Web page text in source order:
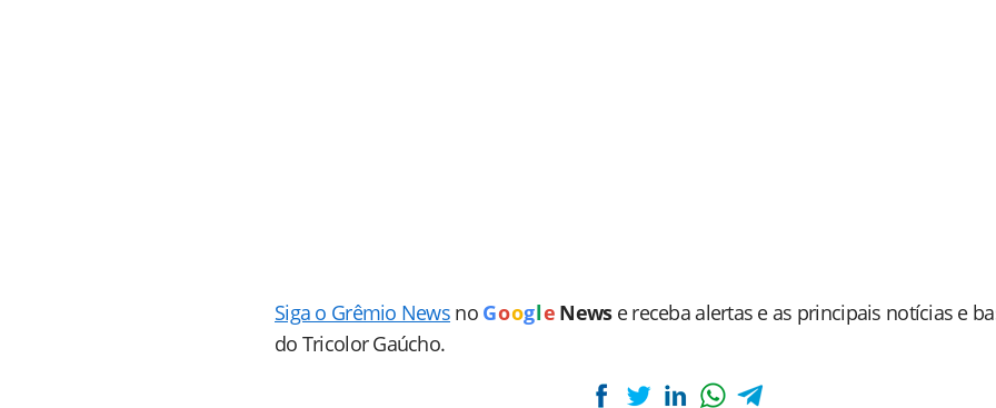
Siga o Grêmio News no Goog le News e receba alertas e as principais notícias e
do Tricolor Gaúcho.